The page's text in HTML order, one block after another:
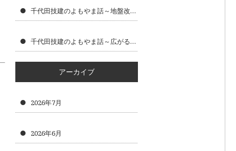
千代田技建のよもやま話～地盤改良工事で大切にしたい安全な建物づくり
千代田技建のよもやま話～広がるニーズ～
アーカイブ
2026年7月
2026年6月